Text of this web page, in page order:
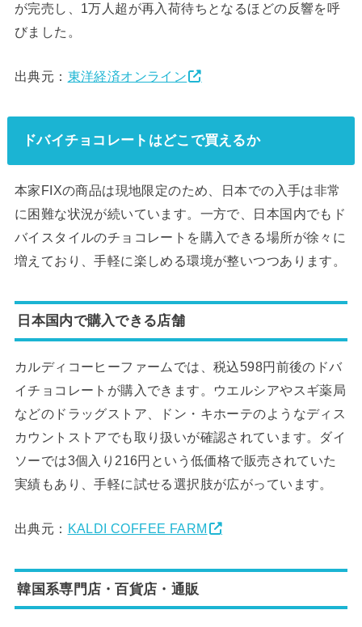
が完売し、1万人超が再入荷待ちとなるほどの反響を呼
びました。
出典元： 東洋経済オンライン
ドバイチョコレートはどこで買えるか
本家FIXの商品は現地限定のため、日本での入手は非常
に困難な状況が続いています。一方で、日本国内でもド
バイスタイルのチョコレートを購入できる場所が徐々に
増えており、手軽に楽しめる環境が整いつつあります。
日本国内で購入できる店舗
カルディコーヒーファームでは、税込598円前後のドバ
イチョコレートが購入できます。ウエルシアやスギ薬局
などのドラッグストア、ドン・キホーテのようなディス
カウントストアでも取り扱いが確認されています。ダイ
ソーでは3個入り216円という低価格で販売されていた
実績もあり、手軽に試せる選択肢が広がっています。
出典元： KALDI COFFEE FARM
韓国系専門店・百貨店・通販